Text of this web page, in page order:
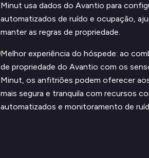
Minut usa dados do Avantio para
automatizados de ruído e ocupação,
manter as regras de propriedade.
Melhor experiência do hóspede: ao
de propriedade do Avantio com os
Minut, os anfitriões podem oferecer
mais segura e tranquila com recursos
automatizados e monitoramento de